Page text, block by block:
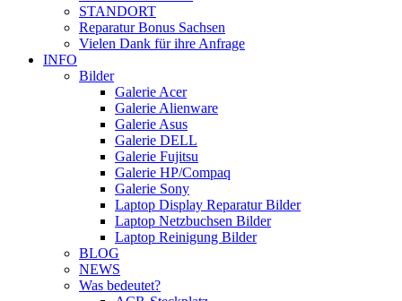
STANDORT
Reparatur Bonus Sachsen
Vielen Dank für ihre Anfrage
INFO
Bilder
Galerie Acer
Galerie Alienware
Galerie Asus
Galerie DELL
Galerie Fujitsu
Galerie HP/Compaq
Galerie Sony
Laptop Display Reparatur Bilder
Laptop Netzbuchsen Bilder
Laptop Reinigung Bilder
BLOG
NEWS
Was bedeutet?